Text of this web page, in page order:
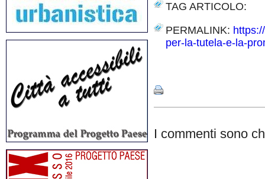
TAG ARTICOLO:
PERMALINK:
per-la-tutela-e-la-
I commenti sono